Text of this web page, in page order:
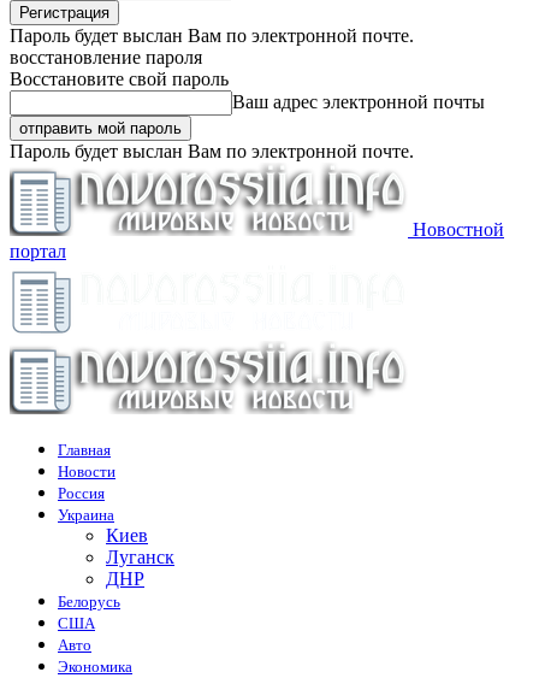
Пароль будет выслан Вам по электронной почте.
восстановление пароля
Восстановите свой пароль
Ваш адрес электронной почты
Пароль будет выслан Вам по электронной почте.
Новостной
портал
Главная
Новости
Россия
Украина
Киев
Луганск
ДНР
Белорусь
США
Авто
Экономика